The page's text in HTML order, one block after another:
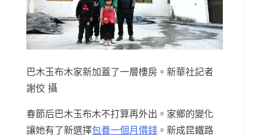
巴木玉布木家新加蓋了一層樓房。新華社記者
謝佼 攝
春節后巴木玉布木不打算再外出。家鄉的變化
讓她有了新選擇包養一個月價錢 。新成昆鐵路